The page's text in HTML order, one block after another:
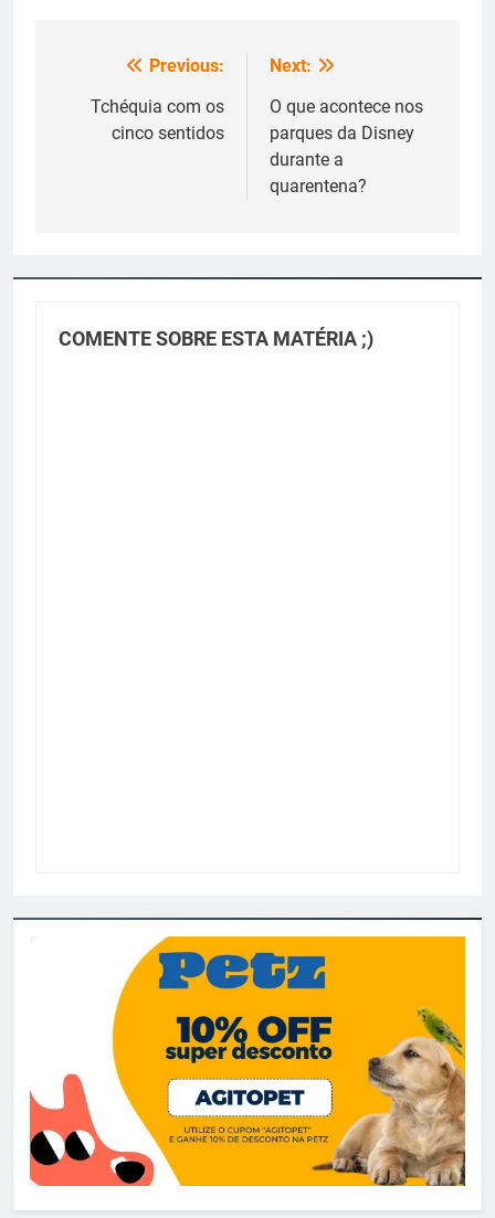
Navegação
Previous:
Tchéquia com os
cinco sentidos
Next:
O que acontece nos
parques da Disney
durante a
quarentena?
COMENTE SOBRE ESTA MATÉRIA ;)